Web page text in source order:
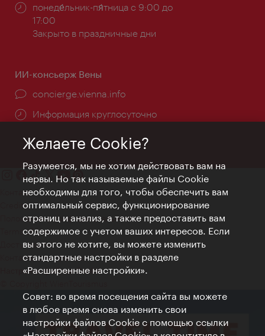
Часы
работы:
понеде́льник-пя́тница с 9:00 до
17:00
Закрыто в праздничные дни
ИИ-консьерж Вены
concierge.vienna.info
Информация круглосуточно
Контакт
Credits
Положение о конфиденциальности
Terms of Use
Доступность
Контакты для прессы
Настройки файлов Cookie
Желаете Cookie?
Разумеется, мы не хотим действовать вам на
нервы. Но так называемые файлы Cookie
необходимы для того, чтобы обеспечить вам
оптимальный сервис, функционирование
страниц и анализ, а также предоставить вам
содержимое с учетом ваших интересов. Если
вы этого не хотите, вы можете изменить
стандартные настройки в разделе
«Расширенные настройки».
Совет: во время посещения сайта вы можете
в любое время снова изменить свои
настройки файлов Cookie с помощью ссылки